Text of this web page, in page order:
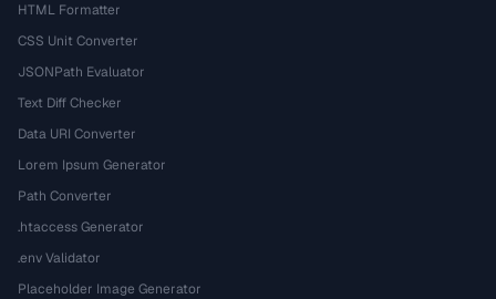
HTML Formatter
CSS Unit Converter
JSONPath Evaluator
Text Diff Checker
Data URI Converter
Lorem Ipsum Generator
Path Converter
.htaccess Generator
.env Validator
Placeholder Image Generator